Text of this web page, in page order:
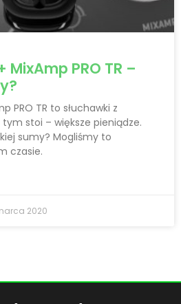
MixAmp PRO TR –
PRO TR to słuchawki z
tym stoi – większe pieniądze.
sumy? Mogliśmy to
czasie.
2020